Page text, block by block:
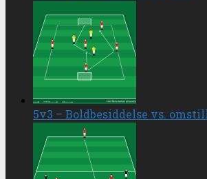
5v3 – Boldbesiddelse vs.